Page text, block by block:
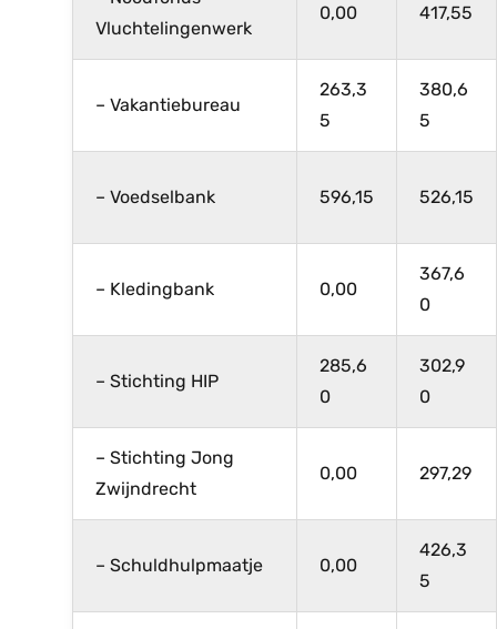
Vluchtelingenwerk
0,00 417,55
– Vakantiebureau
263,3
5
380,6
5
– Voedselbank 596,15 526,15
– Kledingbank 0,00
367,6
0
– Stichting HIP
285,6
0
302,9
0
– Stichting Jong
Zwijndrecht
0,00 297,29
– Schuldhulpmaatje 0,00
426,3
5